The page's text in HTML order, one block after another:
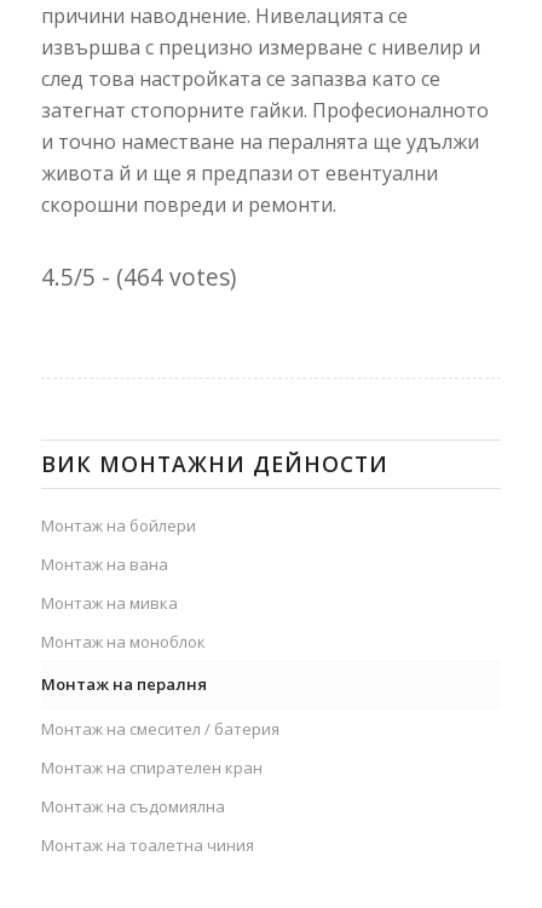
причини наводнение. Нивелацията се
извършва с прецизно измерване с нивелир и
след това настройката се запазва като се
затегнат стопорните гайки. Професионалното
и точно наместване на пералнята ще удължи
живота й и ще я предпази от евентуални
скорошни повреди и ремонти.
4.5/5 - (464 votes)
ВИК МОНТАЖНИ ДЕЙНОСТИ
Монтаж на бойлери
Монтаж на вана
Монтаж на мивка
Монтаж на моноблок
Монтаж на пералня
Монтаж на смесител / батерия
Монтаж на спирателен кран
Монтаж на съдомиялна
Монтаж на тоалетна чиния